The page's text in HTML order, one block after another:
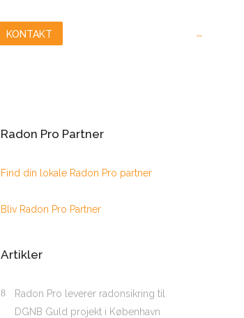
KONTAKT
Radon Pro Partner
Find din lokale Radon Pro partner
Bliv Radon Pro Partner
Artikler
Radon Pro leverer radonsikring til
DGNB Guld projekt i København